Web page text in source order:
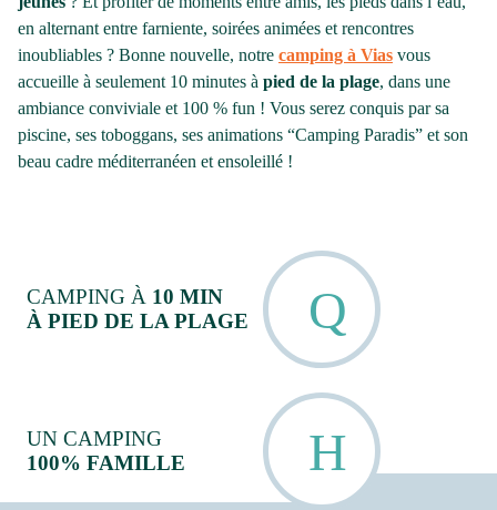
en alternant entre farniente, soirées animées et rencontres
inoubliables ? Bonne nouvelle, notre camping à Vias vous
accueille à seulement 10 minutes à pied de la plage, dans une
ambiance conviviale et 100 % fun ! Vous serez conquis par sa
piscine, ses toboggans, ses animations “Camping Paradis” et son
beau cadre méditerranéen et ensoleillé !
CAMPING À 10 MIN
À PIED DE LA PLAGE
UN CAMPING
100% FAMILLE